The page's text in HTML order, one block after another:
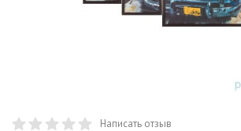
Написать отзыв